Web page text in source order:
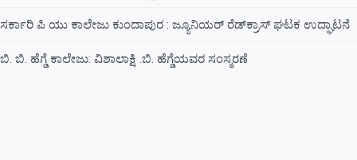
ಸರ್ಕಾರಿ ಪಿ ಯು ಕಾಲೇಜು ಕುಂದಾಪುರ : ಜ್ಯೂನಿಯರ್‌ ರೆಡ್‌ಕ್ರಾಸ್‌ ಘಟಕ ಉದ್ಘಾಟನೆ
ಬಿ. ಬಿ. ಹೆಗ್ಡೆ ಕಾಲೇಜು: ವಿಶಾಲಾಕ್ಷಿ .ಬಿ. ಹೆಗ್ಡೆಯವರ ಸಂಸ್ಮರಣೆ